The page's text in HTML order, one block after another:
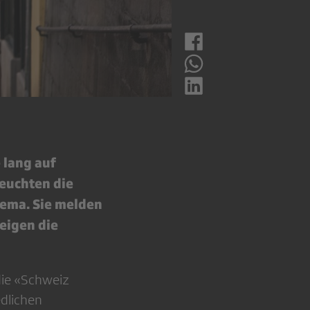
lang auf
die
Sie melden
die
«Schweiz